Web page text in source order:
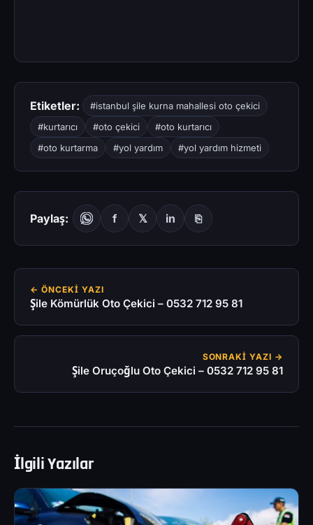
Etiketler:
#istanbul şile kurna mahallesi oto çekici
#kurtarıcı
#oto çekici
#oto kurtarıcı
#oto kurtarma
#yol yardım #yol yardım hizmeti
Paylaş: f 𝕏 in ⎘
← ÖNCEKI YAZI
Şile Kömürlük Oto Çekici – 0532 712 95 81
SONRAKI YAZI →
Şile Oruçoğlu Oto Çekici – 0532 712 95 81
İlgili Yazılar